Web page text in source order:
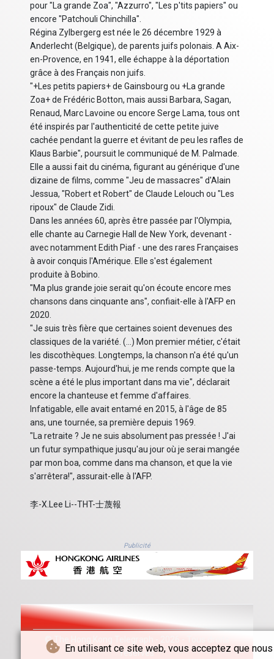
En utilisant ce site web, vous acceptez que nous
pour "La grande Zoa", "Azzurro", "Les p'tits papiers" ou
encore "Patchouli Chinchilla".
Régina Zylbergerg est née le 26 décembre 1929 à
Anderlecht (Belgique), de parents juifs polonais. A Aix-
en-Provence, en 1941, elle échappe à la déportation
grâce à des Français non juifs.
"+Les petits papiers+ de Gainsbourg ou +La grande
Zoa+ de Frédéric Botton, mais aussi Barbara, Sagan,
Renaud, Marc Lavoine ou encore Serge Lama, tous ont
été inspirés par l'authenticité de cette petite juive
cachée pendant la guerre et évitant de peu les rafles de
Klaus Barbie", poursuit le communiqué de M. Palmade.
Elle a aussi fait du cinéma, figurant au générique d'une
dizaine de films, comme "Jeu de massacres" d'Alain
Jessua, "Robert et Robert" de Claude Lelouch ou "Les
ripoux" de Claude Zidi.
Dans les années 60, après être passée par l'Olympia,
elle chante au Carnegie Hall de New York, devenant -
avec notamment Edith Piaf - une des rares Françaises
à avoir conquis l'Amérique. Elle s'est également
produite à Bobino.
"Ma plus grande joie serait qu'on écoute encore mes
chansons dans cinquante ans", confiait-elle à l'AFP en
2020.
"Je suis très fière que certaines soient devenues des
classiques de la variété. (...) Mon premier métier, c'était
les discothèques. Longtemps, la chanson n'a été qu'un
passe-temps. Aujourd'hui, je me rends compte que la
scène a été le plus important dans ma vie", déclarait
encore la chanteuse et femme d'affaires.
Infatigable, elle avait entamé en 2015, à l'âge de 85
ans, une tournée, sa première depuis 1969.
"La retraite ? Je ne suis absolument pas pressée ! J'ai
un futur sympathique jusqu'au jour où je serai mangée
par mon boa, comme dans ma chanson, et que la vie
s'arrêtera!", assurait-elle à l'AFP.
李-X.Lee Li--THT-士蔑報
Publicité
© The Hong Kong Telegraph - 2026 - Tous droits
réservés